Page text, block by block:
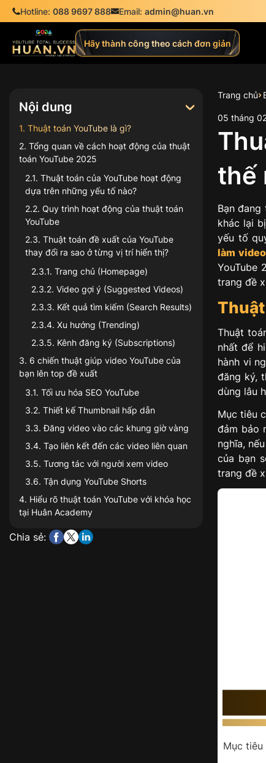
Hotline: 088 9697 888 Email: admin@huan.vn
Hãy thành công theo cách đơn giản
Nội dung
1. Thuật toán YouTube là gì?
2. Tổng quan về cách hoạt động của thuật
toán YouTube 2025
2.1. Thuật toán của YouTube hoạt động
dựa trên những yếu tố nào?
2.2. Quy trình hoạt động của thuật toán
YouTube
2.3. Thuật toán đề xuất của YouTube​
thay đổi ra sao ở từng vị trí hiển thị?
2.3.1. Trang chủ (Homepage)
2.3.2. Video gợi ý (Suggested Videos)
2.3.3. Kết quả tìm kiếm (Search Results)
2.3.4. Xu hướng (Trending)
2.3.5. Kênh đăng ký (Subscriptions)
3. 6 chiến thuật giúp video YouTube của
bạn lên top đề xuất
3.1. Tối ưu hóa SEO YouTube
3.2. Thiết kế Thumbnail hấp dẫn
3.3.Đăng video vào các khung giờ vàng
3.4. Tạo liên kết đến các video liên quan
3.5. Tương tác với người xem video
3.6. Tận dụng YouTube Shorts
4. Hiểu rõ thuật toán YouTube với khóa học
tại Huân Academy
Chia sẻ:
Trang chủ
05 tháng
thế
Bạn
khác lại
yếu tố
làm
YouTube
trang đề
Thuật
nhất để
hành vi
đăng ký,
dùng lâu
Mục tiêu
đảm bảo
nghĩa,
của bạn
trang đề
Mục tiêu